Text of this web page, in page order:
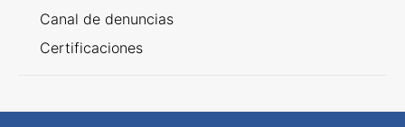
Canal de denuncias
Certificaciones